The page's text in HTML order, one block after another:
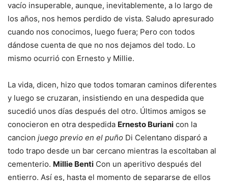
vacío insuperable, aunque, inevitablemente, a lo largo de
los años, nos hemos perdido de vista. Saludo apresurado
cuando nos conocimos, luego fuera; Pero con todos
dándose cuenta de que no nos dejamos del todo. Lo
mismo ocurrió con Ernesto y Millie.
La vida, dicen, hizo que todos tomaran caminos diferentes
y luego se cruzaran, insistiendo en una despedida que
sucedió unos días después del otro. Últimos amigos se
conocieron en otra despedida Ernesto Buriani con la
cancion juego previo en el puño Di Celentano disparó a
todo trapo desde un bar cercano mientras la escoltaban al
cementerio. Millie Benti Con un aperitivo después del
entierro. Así es, hasta el momento de separarse de ellos